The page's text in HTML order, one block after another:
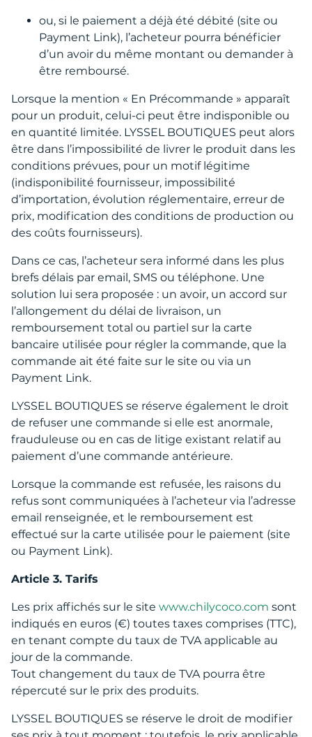
ou, si le paiement a déjà été débité (site ou
Payment Link), l’acheteur pourra bénéficier
d’un avoir du même montant ou demander à
être remboursé.
Lorsque la mention « En Précommande » apparaît
pour un produit, celui-ci peut être indisponible ou
en quantité limitée. LYSSEL BOUTIQUES peut alors
être dans l’impossibilité de livrer le produit dans les
conditions prévues, pour un motif légitime
(indisponibilité fournisseur, impossibilité
d’importation, évolution réglementaire, erreur de
prix, modification des conditions de production ou
des coûts fournisseurs).
Dans ce cas, l’acheteur sera informé dans les plus
brefs délais par email, SMS ou téléphone. Une
solution lui sera proposée : un avoir, un accord sur
l’allongement du délai de livraison, un
remboursement total ou partiel sur la carte
bancaire utilisée pour régler la commande, que la
commande ait été faite sur le site ou via un
Payment Link.
LYSSEL BOUTIQUES se réserve également le droit
de refuser une commande si elle est anormale,
frauduleuse ou en cas de litige existant relatif au
paiement d’une commande antérieure.
Lorsque la commande est refusée, les raisons du
refus sont communiquées à l’acheteur via l’adresse
email renseignée, et le remboursement est
effectué sur la carte utilisée pour le paiement (site
ou Payment Link).
Article 3. Tarifs
Les prix affichés sur le site www.chilycoco.com sont
indiqués en euros (€) toutes taxes comprises (TTC),
en tenant compte du taux de TVA applicable au
jour de la commande.
Tout changement du taux de TVA pourra être
répercuté sur le prix des produits.
LYSSEL BOUTIQUES se réserve le droit de modifier